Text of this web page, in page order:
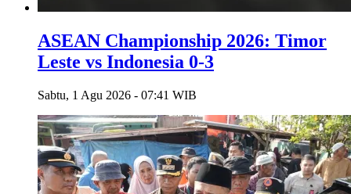
ASEAN Championship 2026: Timor
Leste vs Indonesia 0-3
Sabtu, 1 Agu 2026 - 07:41 WIB